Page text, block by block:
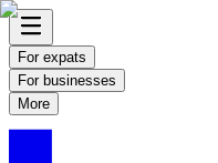
For expats
For businesses
More